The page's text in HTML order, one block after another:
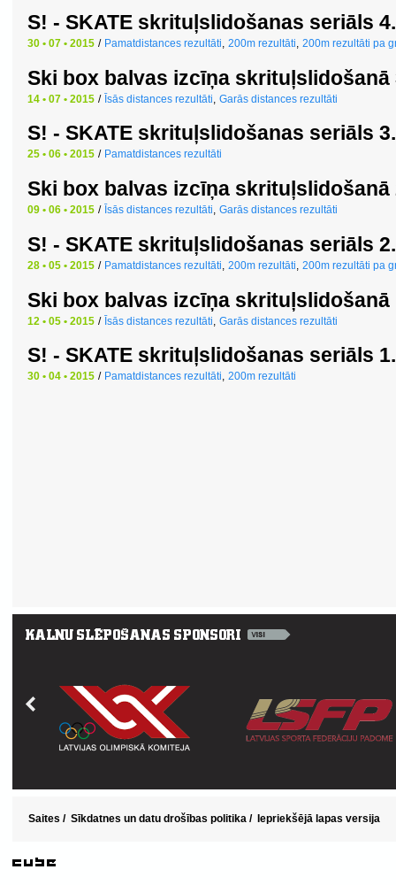
S! - SKATE skrituļslidošanas seriāls
30 • 07 • 2015 / Pamatdistances rezultāti, 200m rezultāti, 200m rezultāti pa
Ski box balvas izcīņa skrituļslidošanā
14 • 07 • 2015 / Īsās distances rezultāti Garās distances rezultāti
S! - SKATE skrituļslidošanas seriāls
25 • 06 • 2015 / Pamatdistances rezultāti
Ski box balvas izcīņa skrituļslidošanā
09 • 06 • 2015 / Īsās distances rezultāti, Garās distances rezultāti
S! - SKATE skrituļslidošanas seriāls
28 • 05 • 2015 / Pamatdistances rezultāti, 200m rezultāti, 200m rezultāti pa
Ski box balvas izcīņa skrituļslidošanā
12 • 05 • 2015 / Īsās distances rezultāti Garās distances rezultāti
S! - SKATE skrituļslidošanas seriāls
30 • 04 • 2015 / Pamatdistances rezultāti, 200m rezultāti
Saites / Sīkdatnes un datu drošības politika / Iepriekšējā lapas versija